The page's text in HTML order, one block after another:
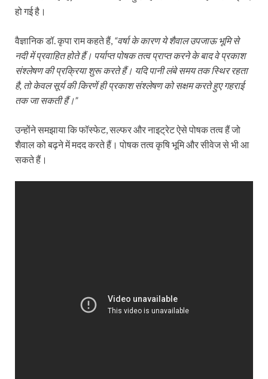
हो गई है।
वैज्ञानिक डॉ. कृपा राम कहते हैं, “वर्षा के कारण ये शैवाल उपजाऊ भूमि से
नदी में प्रवाहित होते हैं। पर्याप्त पोषक तत्व प्राप्त करने के बाद वे प्रकाश
संश्लेषण की प्रक्रिया शुरू करते हैं। यदि पानी लंबे समय तक स्थिर रहता
है, तो केवल सूर्य की किरणें ही प्रकाश संश्लेषण को सक्षम करते हुए गहराई
तक जा सकती हैं।”
उन्होंने समझाया कि फॉस्फेट, सल्फर और नाइट्रेट ऐसे पोषक तत्व हैं जो
शैवाल को बढ़ने में मदद करते हैं। पोषक तत्व कृषि भूमि और सीवेज से भी आ
सकते हैं।